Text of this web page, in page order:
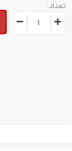
تعداد: